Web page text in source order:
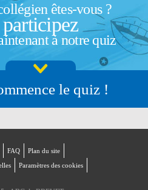
êtes-vous ?
participez
à notre quiz
le quiz !
FAQ
Plan du site
Paramètres des cookies